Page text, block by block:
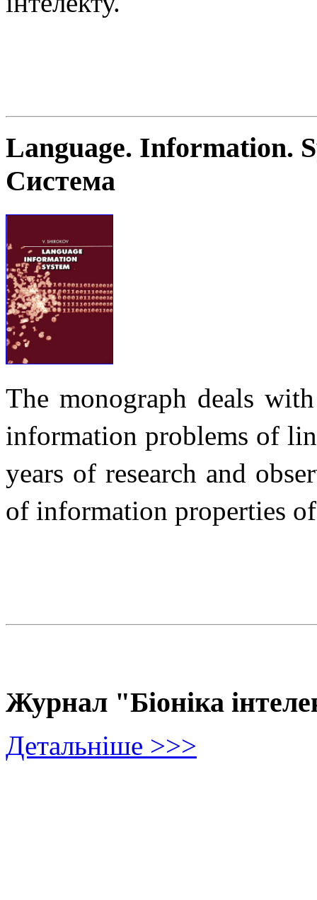
Language. Information.
Система
The monograph deals
information problems of
years of research and
of information properties
Журнал "Біоніка
Детальніше >>>